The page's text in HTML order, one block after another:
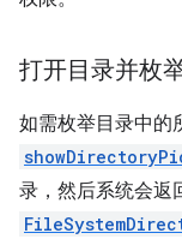
打开目录并枚
如需枚举目录中的
录，然后系统会返